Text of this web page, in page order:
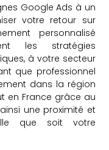
Google Ads à un
votre retour sur
personnalisé
les stratégies
à votre secteur
que professionnel
dans la région
en France grâce au
une proximité et
que soit votre